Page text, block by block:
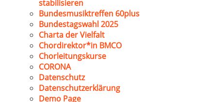
stabilisieren
Bundesmusiktreffen 60plus
Bundestagswahl 2025
Charta der Vielfalt
Chordirektor*in BMCO
Chorleitungskurse
CORONA
Datenschutz
Datenschutzerklärung
Demo Page